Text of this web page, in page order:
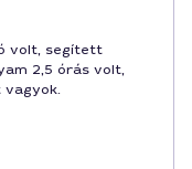
volt, segített
2,5 órás volt,
vagyok.